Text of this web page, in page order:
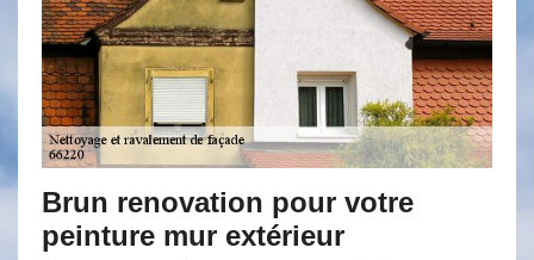
pour votre
mur extérieur
Travail bien